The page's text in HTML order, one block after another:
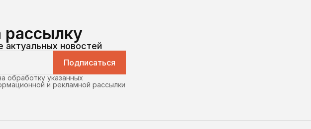
рассылку
актуальных новостей
Подписаться
обработку указанных
и рекламной рассылки